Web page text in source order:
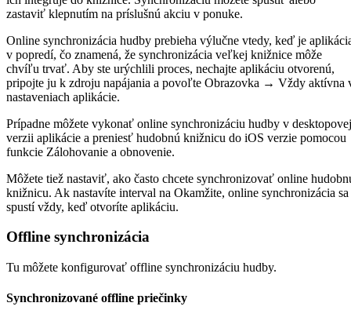
zastaviť klepnutím na príslušnú akciu v ponuke.
Online synchronizácia hudby prebieha výlučne vtedy, keď je
v popredí, čo znamená, že synchronizácia veľkej knižnice môže
chvíľu trvať. Aby ste urýchlili proces, nechajte aplikáciu otvorenú,
pripojte ju k zdroju napájania a povoľte Obrazovka → Vždy aktívna
nastaveniach aplikácie.
Prípadne môžete vykonať online synchronizáciu hudby v desktopovej
verzii aplikácie a preniesť hudobnú knižnicu do iOS verzie pomocou
funkcie Zálohovanie a obnovenie.
Môžete tiež nastaviť, ako často chcete synchronizovať online
knižnicu. Ak nastavíte interval na Okamžite, online synchronizácia sa
spustí vždy, keď otvoríte aplikáciu.
Offline synchronizácia
Tu môžete konfigurovať offline synchronizáciu hudby.
Synchronizované offline priečinky